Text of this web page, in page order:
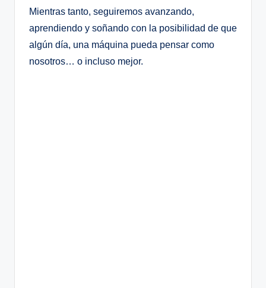
Mientras tanto, seguiremos avanzando,
aprendiendo y soñando con la posibilidad de que
algún día, una máquina pueda pensar como
nosotros… o incluso mejor.